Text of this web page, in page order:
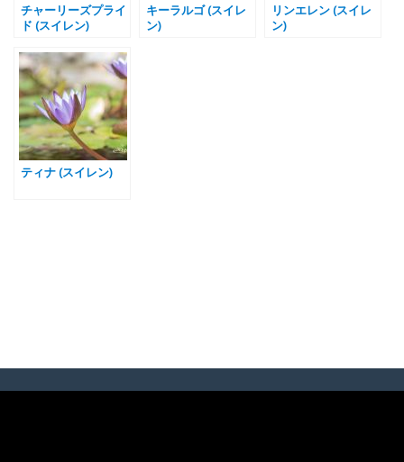
チャーリーズプライ
ド (スイレン)
キーラルゴ (スイレ
ン)
リンエレン (スイレ
ン)
ティナ (スイレン)